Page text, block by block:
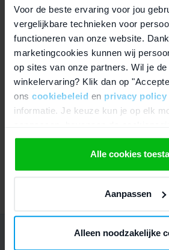
Voor de beste ervaring voor jou
vergelijkbare technieken voor
functioneren van onze website.
marketingcookies kunnen wij
op sites van onze partners. Wil je de
winkelervaring? Klik dan op
ons cookiebeleid en privacy policy
informatie. Je keuze kun je op elk
We werken samen met21 derden
kunnen ontvangen en verwerken.
Alle cookies
Aanpassen
Alleen noodzakelijke
Tempered glass
Partly short description
de
wordt
een
je:</
andere